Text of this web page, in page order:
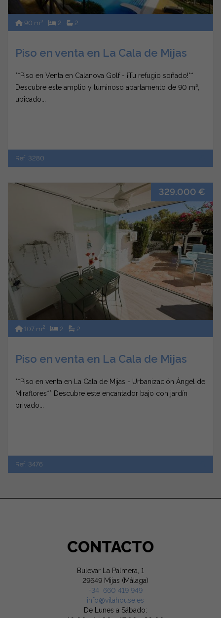
90 m2 2 2
Piso en venta en La Cala de Mijas
**Piso en Venta en Calanova Golf - ¡Tu refugio soñado!**
Descubre este amplio y luminoso apartamento de 90 m²,
ubicado...
Ref. 3280
329.000 €
107 m2 2 2
Piso en venta en La Cala de Mijas
**Piso en venta en La Cala de Mijas - Urbanización Ángel de
Miraflores** Descubre este encantador bajo con jardín
privado...
Ref. 3476
CONTACTO
Bulevar La Palmera, 1
29649 Mijas (Málaga)
+34 660 419 949
info@vilahouse.es
De Lunes a Sábado: